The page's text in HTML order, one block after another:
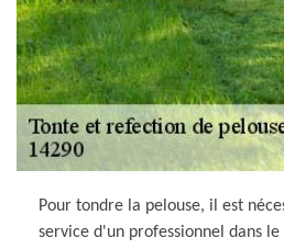
Pour tondre la pelouse, il est
service d'un professionnel dans